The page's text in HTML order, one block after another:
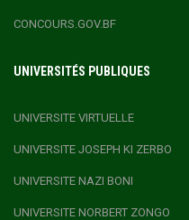
CONCOURS.GOV.BF
UNIVERSITÉS PUBLIQUES
UNIVERSITE VIRTUELLE
UNIVERSITE JOSEPH KI ZERBO
UNIVERSITE NAZI BONI
UNIVERSITE NORBERT ZONGO